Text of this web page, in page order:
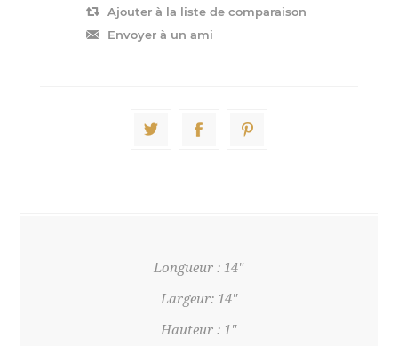
Longueur : 14"
Largeur: 14"
Hauteur : 1"